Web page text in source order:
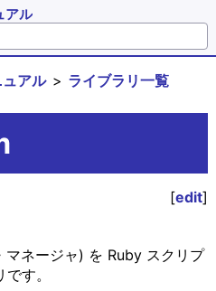
アル
アル
ライブラリ一覧
[edit]
ネージャ) を Ruby スクリプ
す。